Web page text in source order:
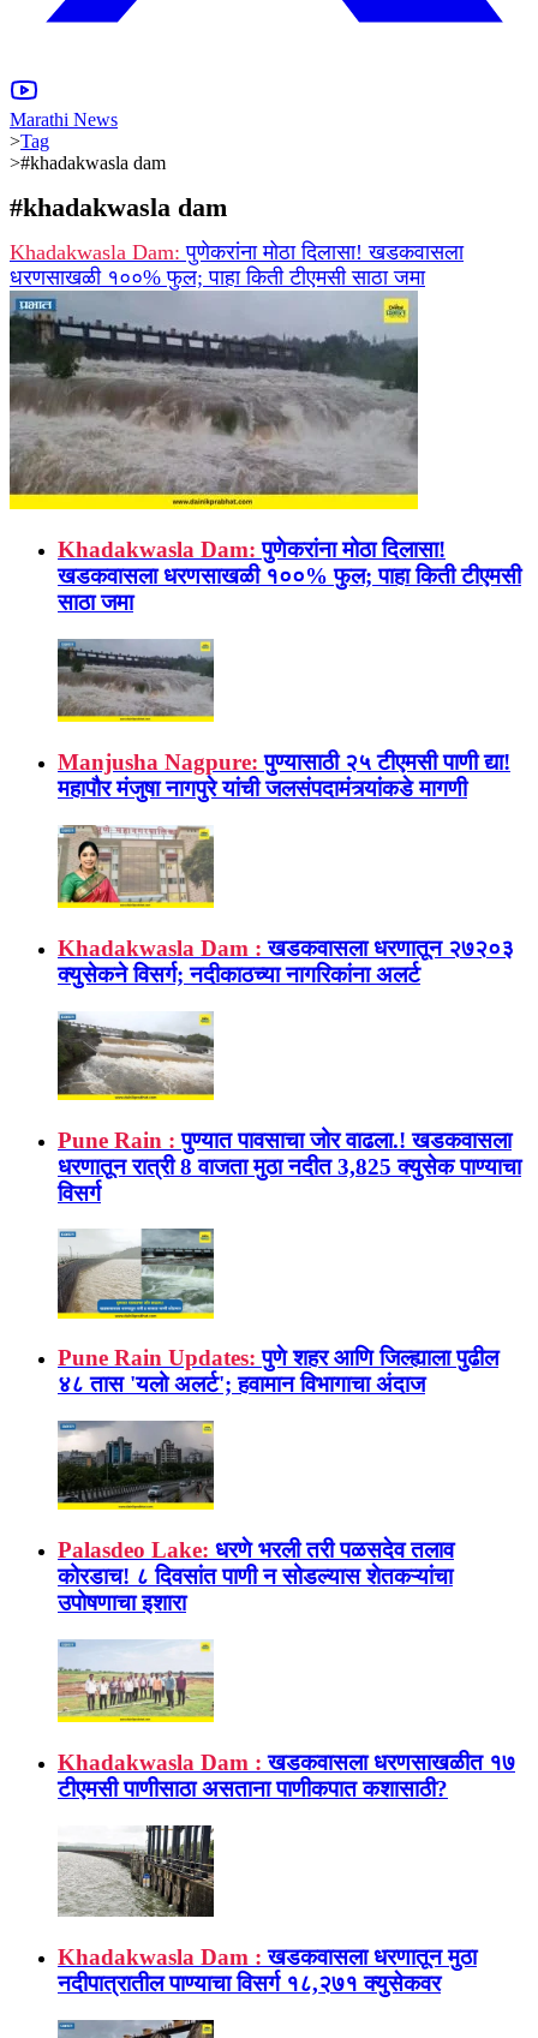
Marathi News
>Tag
>#khadakwasla dam
#khadakwasla dam
Khadakwasla Dam: पुणेकरांना मोठा दिलासा! खडकवासला
धरणसाखळी १००% फुल; पाहा किती टीएमसी साठा जमा
Khadakwasla Dam: पुणेकरांना मोठा दिलासा!
खडकवासला धरणसाखळी १००% फुल; पाहा किती टीएमसी
साठा जमा
Manjusha Nagpure: पुण्यासाठी २५ टीएमसी पाणी द्या!
महापौर मंजुषा नागपुरे यांची जलसंपदामंत्र्यांकडे मागणी
Khadakwasla Dam : खडकवासला धरणातून २७२०३
क्युसेकने विसर्ग; नदीकाठच्या नागरिकांना अलर्ट
Pune Rain : पुण्यात पावसाचा जोर वाढला.! खडकवासला
धरणातून रात्री 8 वाजता मुठा नदीत 3,825 क्युसेक पाण्याचा
विसर्ग
Pune Rain Updates: पुणे शहर आणि जिल्ह्याला पुढील
४८ तास 'यलो अलर्ट'; हवामान विभागाचा अंदाज
Palasdeo Lake: धरणे भरली तरी पळसदेव तलाव
कोरडाच! ८ दिवसांत पाणी न सोडल्यास शेतकऱ्यांचा
उपोषणाचा इशारा
Khadakwasla Dam : खडकवासला धरणसाखळीत १७
टीएमसी पाणीसाठा असताना पाणीकपात कशासाठी?
Khadakwasla Dam : खडकवासला धरणातून मुठा
नदीपात्रातील पाण्याचा विसर्ग १८,२७१ क्युसेकवर